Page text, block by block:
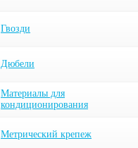
Гвозди
Дюбели
Материалы для
кондиционирования
Метрический крепеж